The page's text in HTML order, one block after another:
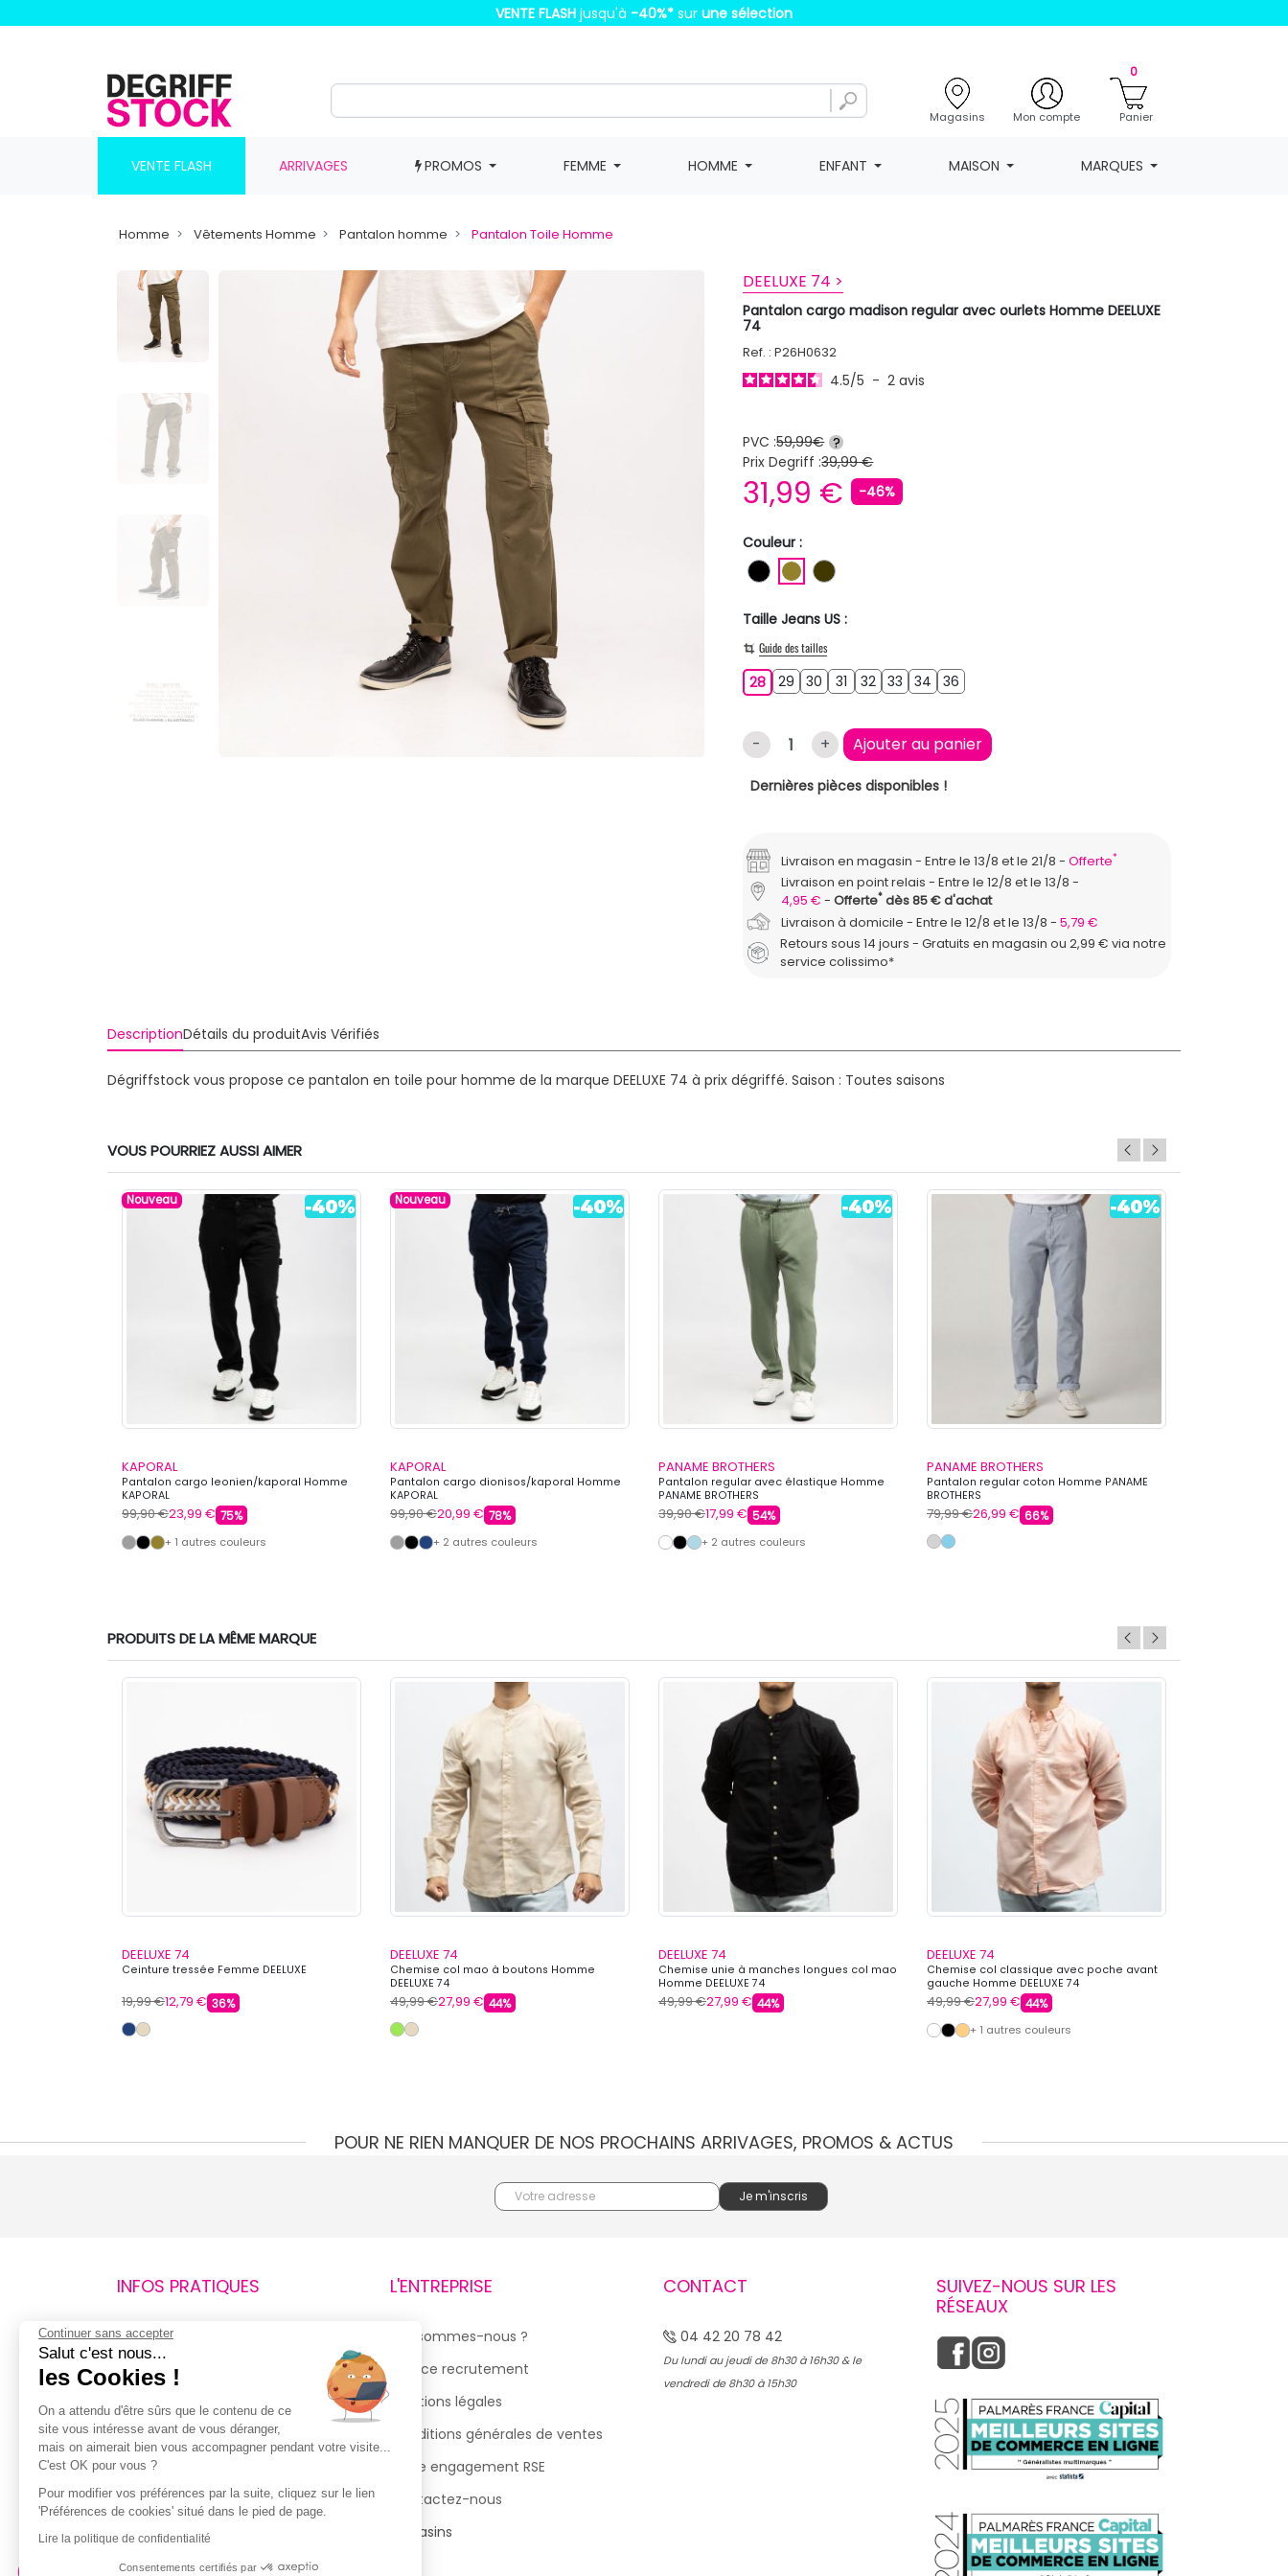
VENTE FLASH jusqu'à -40%* sur une sélection
Magasins Mon compte
0
Panier
VENTE FLASH ARRIVAGES PROMOS FEMME HOMME ENFANT MAISON MARQUES
Homme Vêtements Homme Pantalon homme Pantalon Toile Homme
DEELUXE 74 >
Pantalon cargo madison regular avec ourlets Homme DEELUXE
74
Ref. : P26H0632
4.5/5 - 2avis
PVC :59,99€ ?
Prix Degriff :39,99 €
31,99 € -46%
Couleur :
NOIR KAKIMARRON FONCE
Taille Jeans US :
Guide des tailles
282829 2930 3031 323233 3334 3436
- + Ajouter au panier
Dernières pièces disponibles !
Livraison en magasin Entre le 13/8 et le 21/8 Offerte*
Livraison en point relais
Entre le 12/8 et le 13/8
4,95 €
Offerte*dès 85 € d'achat
Livraison à domicile
Entre le 12/8 et le 13/8
5,79 €
Retours sous 14 jours - Gratuits en magasin ou 2,99 € via notre
service colissimo*
DescriptionDétails du produitAvis Vérifiés
Dégriffstock vous propose ce pantalon en toile pour homme de la marque DEELUXE 74 à prix dégriffé. Saison : Toutes saisons
VOUS POURRIEZ AUSSI AIMER
Nouveau
KAPORAL
Pantalon cargo leonien/kaporal Homme
KAPORAL
99,90 €23,99 € 75%
+ 1 autres couleurs
Nouveau
KAPORAL
Pantalon cargo dionisos/kaporal Homme
KAPORAL
99,90 €20,99 € 78%
+ 2 autres couleurs
PANAME BROTHERS
Pantalon regular avec élastique Homme
PANAME BROTHERS
39,90 €17,99 € 54%
+ 2 autres couleurs
PANAME BROTHERS
Pantalon regular coton Homme PANAME
BROTHERS
79,99 €26,99 € 66%
PRODUITS DE LA MÊME MARQUE
DEELUXE 74
Ceinture tressée Femme DEELUXE
19,99 €12,79 € 36%
DEELUXE 74
Chemise col mao à boutons Homme
DEELUXE 74
49,99 €27,99 € 44%
DEELUXE 74
Chemise unie à manches longues col mao
Homme DEELUXE 74
49,99 €27,99 € 44%
DEELUXE 74
Chemise col classique avec poche avant
gauche Homme DEELUXE 74
49,99 €27,99 € 44%
+ 1 autres couleurs
POUR NE RIEN MANQUER DE NOS PROCHAINS ARRIVAGES, PROMOS & ACTUS
INFOS PRATIQUES
Retours et remboursements
Suivi de commande
Livraisons
Guide des tailles
Politique de confidentialité
Conditions générales d’utilisation
de la Carte de Fidélité
L'ENTREPRISE
Qui sommes-nous ?
Espace recrutement
Mentions légales
Conditions générales de ventes
Notre engagement RSE
Contactez-nous
Magasins
CONTACT
04 42 20 78 42
Du lundi au jeudi de 8h30 à 16h30 & le
vendredi de 8h30 à 15h30
SUIVEZ-NOUS SUR LES
RÉSEAUX
Continuer sans accepter
Salut c'est nous...
les Cookies !
On a attendu d'être sûrs que le contenu de ce
site vous intéresse avant de vous déranger,
mais on aimerait bien vous accompagner pendant votre visite...
C'est OK pour vous ?
Pour modifier vos préférences par la suite, cliquez sur le lien
'Préférences de cookies' situé dans le pied de page.
Lire la politique de confidentialité
Consentements certifiés par